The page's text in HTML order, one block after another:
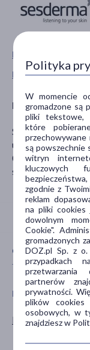
Pokaż wszystkie
Pokaż wszystkie
Producent
Sesderma Sp. z o.o.
ul. Rejtana 17 lok.
02-516 Warszawa
CECHY
PŁEĆ
Kobieta
Polityka
W momencie
gromadzone są
pliki tekstowe,
które
przechowywane
są powszechnie
witryn
kluczowych
zgodnie z
reklam
na pliki
dowolnym
Cookie".
gromadzonych
DOZ.pl Sp. z
przypadkach
partnerów
prywatności.
plików cookies
osobowych, w
znajdziesz w